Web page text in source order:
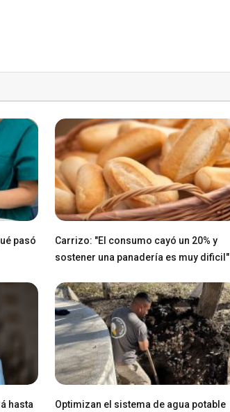
pasó
Carrizo: "El consumo cayó un 20% y
sostener una panadería es muy dificil"
hasta Optimizan el sistema de agua potable